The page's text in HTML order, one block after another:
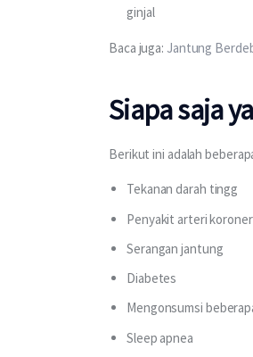
ginjal
Baca juga: Jantung
Siapa saja
Berikut ini adalah
Tekanan darah tingg
Penyakit arteri koroner
Serangan jantung
Diabetes
Mengonsumsi
Sleep apnea